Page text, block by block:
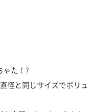
ゃた！?
径と同じサイズでボリュ